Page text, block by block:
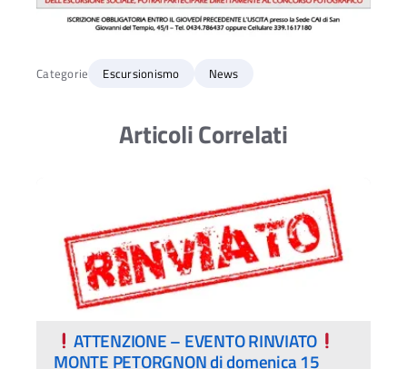
Categorie Escursionismo News
Articoli Correlati
ATTENZIONE – EVENTO RINVIATO
MONTE PETORGNON di domenica 15